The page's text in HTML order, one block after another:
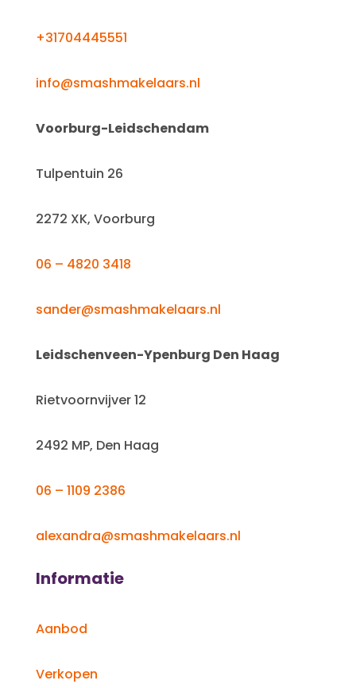
+31704445551
info@smashmakelaars.nl
Voorburg-Leidschendam
Tulpentuin 26
2272 XK, Voorburg
06 – 4820 3418
sander@smashmakelaars.nl
Leidschenveen-Ypenburg Den Haag
Rietvoornvijver 12
2492 MP, Den Haag
06 – 1109 2386
alexandra@smashmakelaars.nl
Informatie
Aanbod
Verkopen